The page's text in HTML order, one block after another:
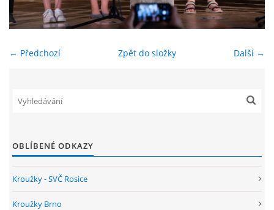
ENVIRONMENTÁLNÍ VÝCHOVA
ARCHIV
← Předchozí Další →
Zpět do složky
OBLÍBENÉ ODKAZY
Kroužky - SVČ Rosice
Kroužky Brno